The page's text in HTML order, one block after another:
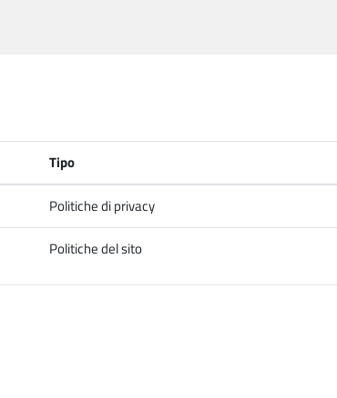
Tipo
Politiche di privacy
Politiche del sito